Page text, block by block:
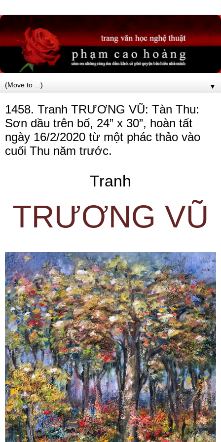
▼
1458. Tranh TRƯƠNG VŨ: Tàn Thu:
Sơn dầu trên bố, 24” x 30”, hoàn tất
ngày 16/2/2020 từ một phác thảo vào
cuối Thu năm trước.
Tranh
TRƯƠNG VŨ